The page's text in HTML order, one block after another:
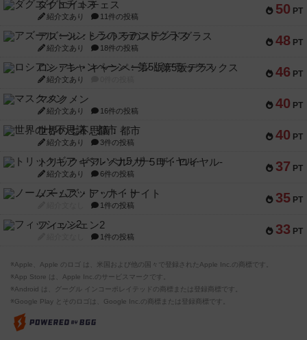
50 PT
ダグエイトチェス
紹介文あり 11件の投稿
48 PT
アズール：シントラのステンドグラス
紹介文あり 18件の投稿
46 PT
ロシアン・キャンペーン：第5版デラックス
紹介文あり
40 PT
マスクメン
紹介文あり 16件の投稿
40 PT
世界の七不思議：都市
紹介文あり 3件の投稿
37 PT
トリックギア - ペルソナ5 ザ・ロイヤル-
紹介文あり 6件の投稿
35 PT
ノームズ・アット・ナイト
1件の投稿
33 PT
フィッシェン2
1件の投稿
※Apple、Apple のロゴ は、米国および他の国々で登録されたApple Inc.の商標です。
※App Store は、Apple Inc.のサービスマークです。
※Android は、グーグル インコーポレイテッドの商標または登録商標です。
※Google Play とそのロゴは、Google Inc.の商標または登録商標です。